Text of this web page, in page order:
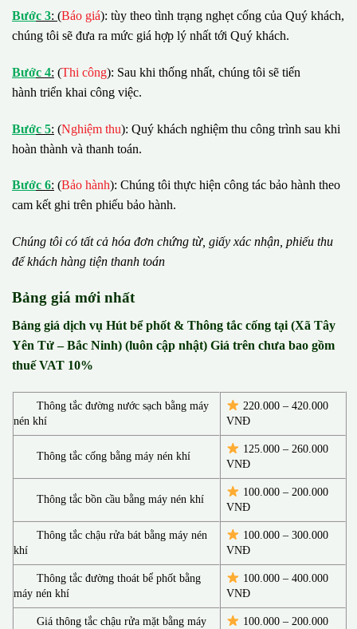
Bước 3: (Báo giá): tùy theo tình trạng nghẹt cống của Quý khách,
chúng tôi sẽ đưa ra mức giá hợp lý nhất tới Quý khách.
Bước 4: (Thi công): Sau khi thống nhất, chúng tôi sẽ tiến
hành triển khai công việc.
Bước 5: (Nghiệm thu): Quý khách nghiệm thu công trình sau khi
hoàn thành và thanh toán.
Bước 6: (Bảo hành): Chúng tôi thực hiện công tác bảo hành theo
cam kết ghi trên phiếu bảo hành.
Chúng tôi có tất cả hóa đơn chứng từ, giấy xác nhận, phiếu thu
đểkhách hàng tiện thanh toán
Bảng giá mới nhất
Bảng giá dịch vụ Hút bể phốt & Thông tắc cống tại (Xã Tây
Yên Tử – Bắc Ninh) (luôn cập nhật) Giá trên chưa bao gồm
thuế VAT 10%
Thông tắc đường nước sạch bằng máy
nén khí
220.000 – 420.000
VNĐ
Thông tắc cống bằng máy nén khí
125.000 – 260.000
VNĐ
Thông tắc bồn cầu bằng máy nén khí
100.000 – 200.000
VNĐ
Thông tắc chậu rửa bát bằng máy nén
khí
100.000 – 300.000
VNĐ
Thông tắc đường thoát bể phốt bằng
máy nén khí
100.000 – 400.000
VNĐ
Giá thông tắc chậu rửa mặt bằng máy
100.000 – 200.000